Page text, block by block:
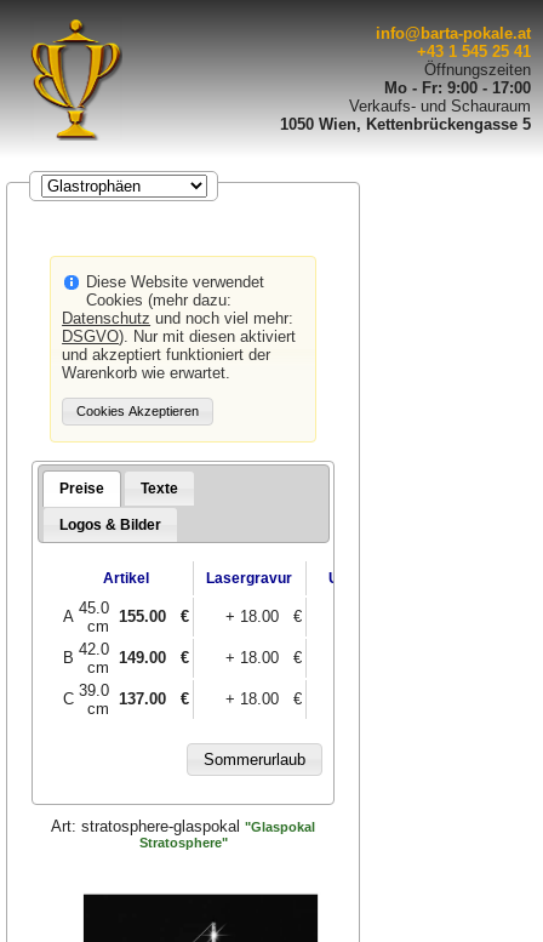
info@barta-pokale.at
+43 1 545 25 41
Öffnungszeiten
Mo - Fr: 9:00 - 17:00
Verkaufs- und Schauraum
1050 Wien, Kettenbrückengasse 5
Diese Website verwendet
Cookies (mehr dazu:
Datenschutz und noch viel mehr:
DSGVO). Nur mit diesen aktiviert
und akzeptiert funktioniert der
Warenkorb wie erwartet.
Preise Texte
Logos & Bilder
Artikel Lasergravur UV-Druck
A 45.0
cm
155.00 € + 18.00 €
B 42.0
cm
149.00 € + 18.00 €
C 39.0
cm
137.00 € + 18.00 €
Art: stratosphere-glaspokal "Glaspokal
Stratosphere"